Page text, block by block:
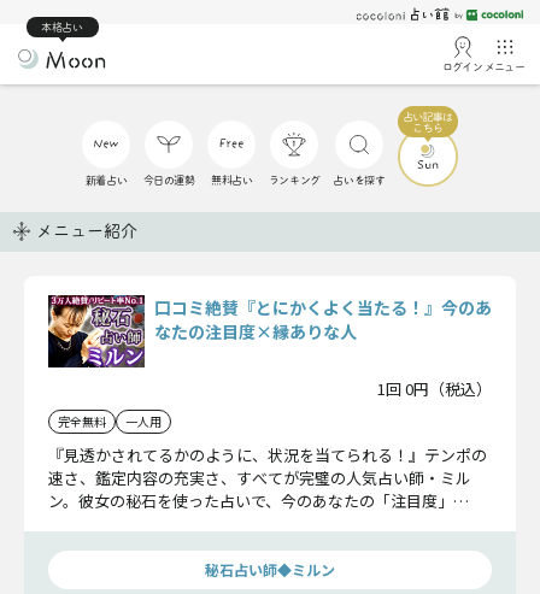
本格占い
ログイン メニュー
新着占い 今日の運勢 無料占い ランキング 占いを探す
メニュー紹介
口コミ絶賛『とにかくよく当たる！』今のあ
なたの注目度×縁ありな人
1回 0円（税込）
完全無料 一人用
『見透かされてるかのように、状況を当てられる！』テンポの
速さ、鑑定内容の充実さ、すべてが完璧の人気占い師・ミル
ン。彼女の秘石を使った占いで、今のあなたの「注目度」
秘石占い師◆ミルン